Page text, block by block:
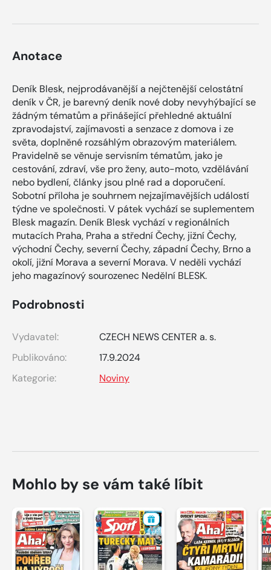
Anotace
Deník Blesk, nejprodávanější a nejčtenější celostátní
deník v ČR, je barevný deník nové doby nevyhýbající se
žádným tématům a přinášející přehledné aktuální
zpravodajství, zajímavosti a senzace z domova i ze
světa, doplněné rozsáhlým obrazovým materiálem.
Pravidelně se věnuje servisním tématům, jako je
cestování, zdraví, vše pro ženy, auto-moto, vzdělávání
nebo bydlení, články jsou plné rad a doporučení.
Sobotní příloha je souhrnem nejzajímavějších událostí
týdne ve společnosti. V pátek vychází se suplementem
Blesk magazín. Deník Blesk vychází v regionálních
mutacích Praha, Praha a střední Čechy, jižní Čechy,
východní Čechy, severní Čechy, západní Čechy, Brno a
okolí, jižní Morava a severní Morava. V neděli vychází
jeho magazínový sourozenec Nedělní BLESK.
Podrobnosti
Vydavatel:
CZECH NEWS CENTER a. s.
Publikováno:
17.9.2024
Kategorie:
Noviny
Mohlo by se vám také líbit